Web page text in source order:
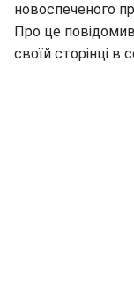
новоспеченого
Про це
своїй сторінці в